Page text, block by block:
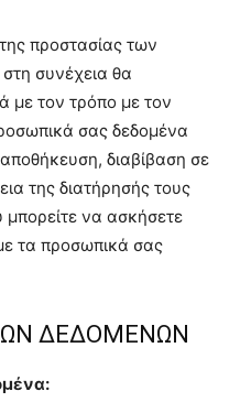
προστασίας των
συνέχεια θα
με τον τρόπο με τον
σας δεδομένα
διαβίβαση σε
της διατήρησής τους
να ασκήσετε
τα προσωπικά σας
ΔΕΔΟΜΕΝΩΝ